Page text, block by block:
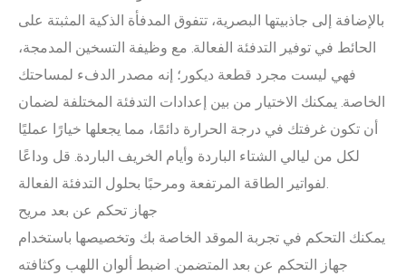
بالإضافة إلى جاذبيتها البصرية، تتفوق المدفأة الذكية المثبتة على
الحائط في توفير التدفئة الفعالة. مع وظيفة التسخين المدمجة،
فهي ليست مجرد قطعة ديكور؛ إنه مصدر الدفء لمساحتك
الخاصة. يمكنك الاختيار من بين إعدادات التدفئة المختلفة لضمان
أن تكون غرفتك في درجة الحرارة دائمًا، مما يجعلها خيارًا عمليًا
لكل من ليالي الشتاء الباردة وأيام الخريف الباردة. قل وداعًا
لفواتير الطاقة المرتفعة ومرحبًا بحلول التدفئة الفعالة.
جهاز تحكم عن بعد مريح
يمكنك التحكم في تجربة الموقد الخاصة بك وتخصيصها باستخدام
جهاز التحكم عن بعد المتضمن. اضبط ألوان اللهب وكثافته